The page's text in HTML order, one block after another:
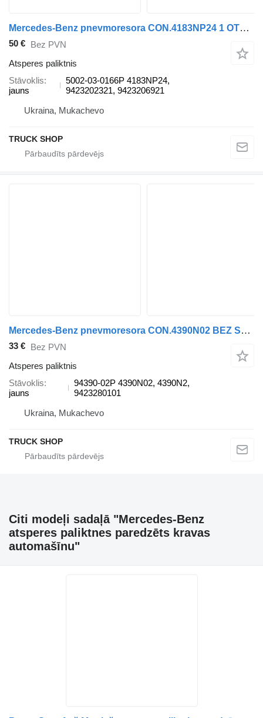
Mercedes-Benz pnevmoresora CON.4183NP24 1 OTV.+1ShPILKA/ShTUTsER 4MAX 5002-03-0166P atsperes paliktnis paredzēts Mercedes-Benz ACTROS MPII 07 kravas automašīnas
50 € Bez PVN
Atsperes paliktnis
Stāvoklis
jauns
5002-03-0166P 4183NP24,
9423202321, 9423206921
Ukraina, Mukachevo
TRUCK SHOP
Mercedes-Benz pnevmoresora CON.4390N02 BEZ STAKANA, VERH 1ShP+ShT POWERTECH 94390-02P atsperes paliktnis paredzēts Mercedes-Benz ACTROS MP2 / MP3 kravas automašīnas
33 € Bez PVN
Atsperes paliktnis
Stāvoklis
jauns
94390-02P 4390N02, 4390N2,
9423280101
Ukraina, Mukachevo
TRUCK SHOP
Citi modeļi sadaļā "Mercedes-Benz
atsperes paliktnes paredzēts kravas
automašīnu"